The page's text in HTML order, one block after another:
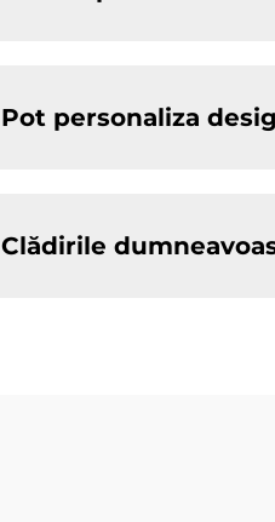
Pot personaliza
Clădirile